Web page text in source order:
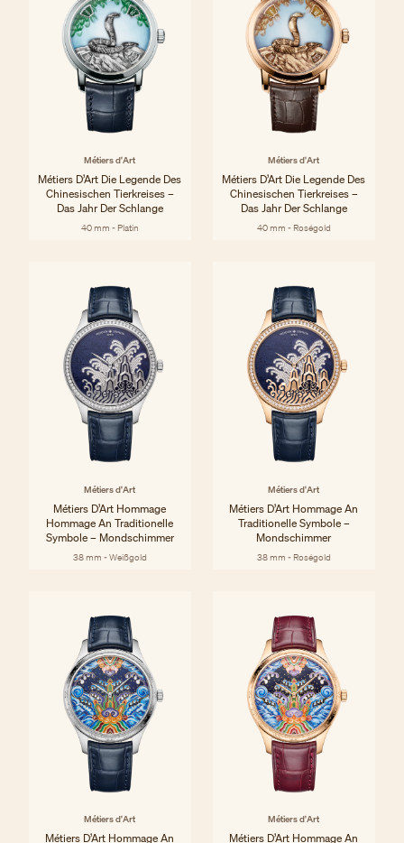
Métiers d'Art
Métiers D’Art Die Legende Des
Chinesischen Tierkreises –
Das Jahr Der Schlange
40 mm - Platin
Métiers d'Art
Métiers D’Art Die Legende Des
Chinesischen Tierkreises –
Das Jahr Der Schlange
40 mm - Roségold
Métiers d'Art
Métiers D’Art Hommage
Hommage An Traditionelle
Symbole – Mondschimmer
38 mm - Weißgold
Métiers d'Art
Métiers D’Art Hommage An
Traditionelle Symbole –
Mondschimmer
38 mm - Roségold
Métiers d'Art
Métiers D’Art Hommage An
Métiers d'Art
Métiers D’Art Hommage An